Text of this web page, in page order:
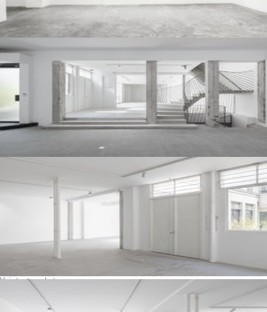
Voir toutes photos